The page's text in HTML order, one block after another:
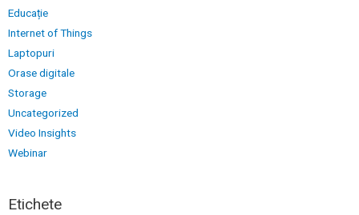
Educație
Internet of Things
Laptopuri
Orase digitale
Storage
Uncategorized
Video Insights
Webinar
Etichete